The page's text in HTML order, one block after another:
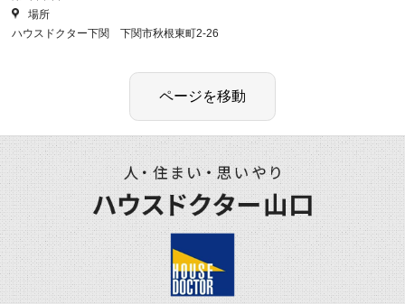
場所
ハウスドクター下関 下関市秋根東町2-26